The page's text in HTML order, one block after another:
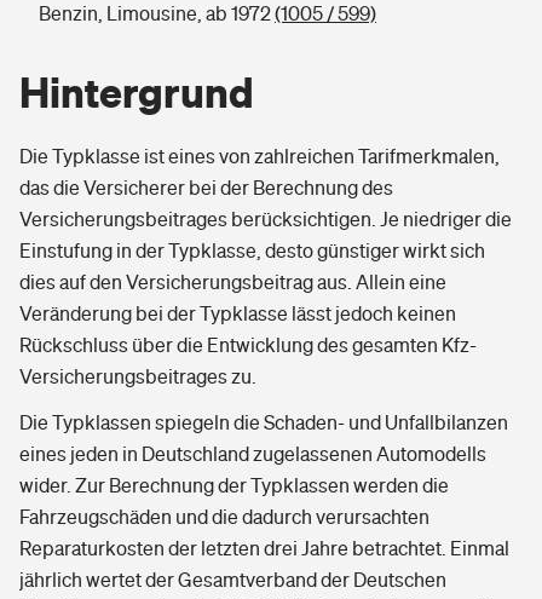
Benzin, Limousine, ab 1972(1005 / 599)
Hintergrund
Die Typklasse ist eines von zahlreichen Tarifmerkmalen,
das die Versicherer bei der Berechnung des
Versicherungsbeitrages berücksichtigen. Je niedriger die
Einstufung in der Typklasse, desto günstiger wirkt sich
dies auf den Versicherungsbeitrag aus. Allein eine
Veränderung bei der Typklasse lässt jedoch keinen
Rückschluss über die Entwicklung des gesamten Kfz-
Versicherungsbeitrages zu.
Die Typklassen spiegeln die Schaden- und Unfallbilanzen
eines jeden in Deutschland zugelassenen Automodells
wider. Zur Berechnung der Typklassen werden die
Fahrzeugschäden und die dadurch verursachten
Reparaturkosten der letzten drei Jahre betrachtet. Einmal
jährlich wertet der Gesamtverband der Deutschen